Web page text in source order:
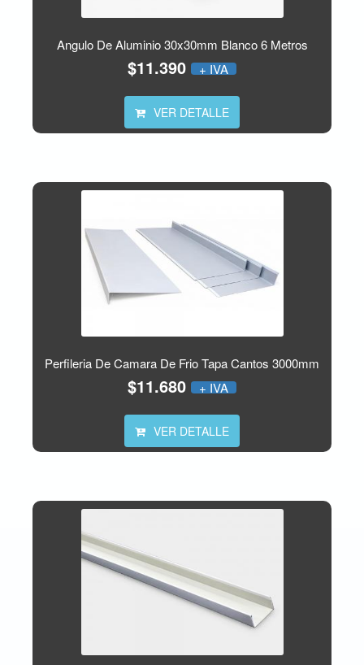
Angulo De Aluminio 30x30mm Blanco 6 Metros
$11.390 + IVA
VER DETALLE
Perfileria De Camara De Frio Tapa Cantos 3000mm
$11.680 + IVA
VER DETALLE